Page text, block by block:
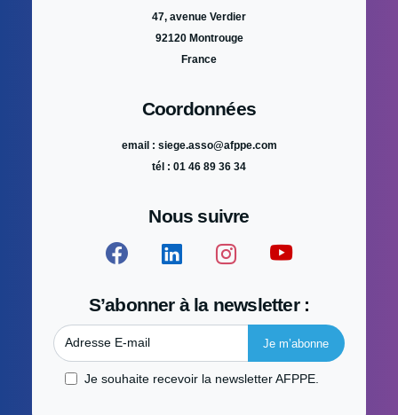
47, avenue Verdier
92120 Montrouge
France
Coordonnées
email : siege.asso@afppe.com
tél : 01 46 89 36 34
Nous suivre
S’abonner à la newsletter :
Adresse E-mail
Je souhaite recevoir la newsletter AFPPE.